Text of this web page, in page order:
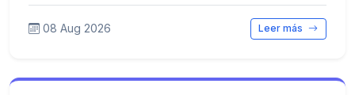
08 Aug 2026 Leer más